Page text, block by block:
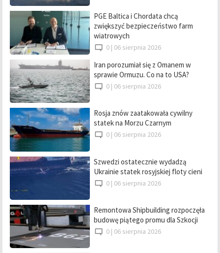
PGE Baltica i Chordata chcą
zwiększyć bezpieczeństwo farm
wiatrowych
0 | 06 sierpnia 2026
Iran porozumiał się z Omanem w
sprawie Ormuzu. Co na to USA?
0 | 06 sierpnia 2026
Rosja znów zaatakowała cywilny
statek na Morzu Czarnym
0 | 06 sierpnia 2026
Szwedzi ostatecznie wydadzą
Ukrainie statek rosyjskiej floty cieni
0 | 06 sierpnia 2026
Remontowa Shipbuilding rozpoczęła
budowę piątego promu dla Szkocji
0 | 06 sierpnia 2026